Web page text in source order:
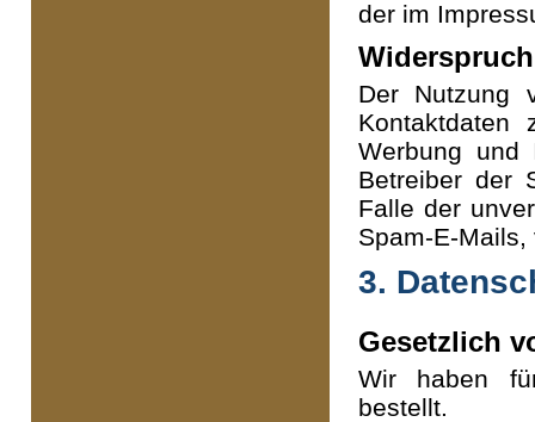
der im
Der Nutzung
Kontaktdaten
Werbung und
Betreiber der
Falle der
Spam-E-Mails,
3.
Gesetzlich
Wir haben
bestellt.